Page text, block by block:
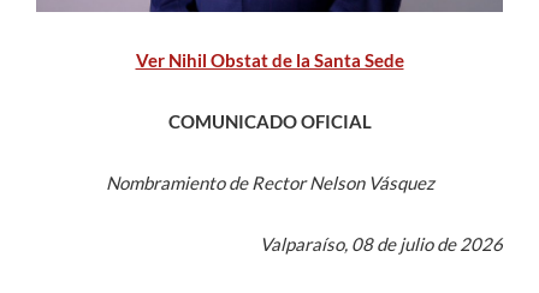
Ver Nihil Obstat de la Santa Sede
COMUNICADO OFICIAL
Nombramiento de Rector Nelson Vásquez
Valparaíso, 08 de julio de 2026